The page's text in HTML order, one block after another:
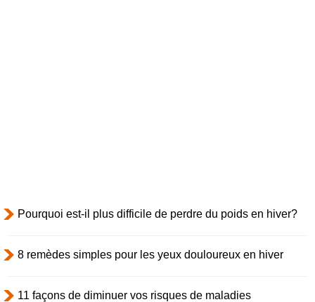
Pourquoi est-il plus difficile de perdre du poids en hiver?
8 remèdes simples pour les yeux douloureux en hiver
11 façons de diminuer vos risques de maladies